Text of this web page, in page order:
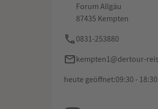
Forum Allgäu
87435 Kempten
0831-253880
kempten1@dertour-
heute geöffnet:09:30 -